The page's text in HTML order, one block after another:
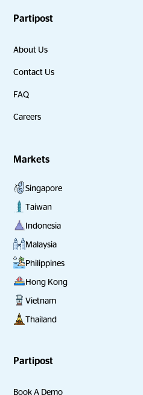
Partipost
About Us
Contact Us
FAQ
Careers
Markets
Singapore
Taiwan
Indonesia
Malaysia
Philippines
Hong Kong
Vietnam
Thailand
Partipost
Book A Demo